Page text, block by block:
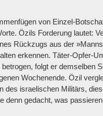
von Einzel-
Özils Forderung lautet:
Rückzugs aus der
erkennen. Täter-Opfer-
folgt er demselben
Wochenende. Özil
des israelischen Militärs,
denn gedacht, was